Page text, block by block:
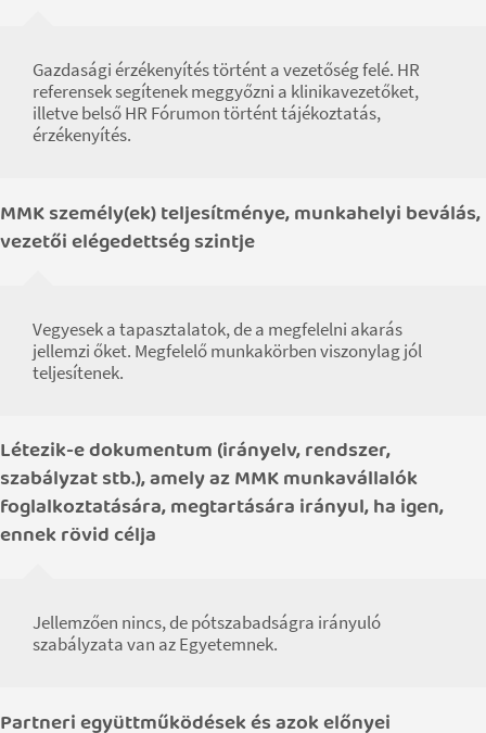
Gazdasági érzékenyítés történt a vezetőség felé. HR
referensek segítenek meggyőzni a klinikavezetőket,
illetve belső HR Fórumon történt tájékoztatás,
érzékenyítés.
MMK személy(ek) teljesítménye, munkahelyi beválás,
vezetői elégedettség szintje
Vegyesek a tapasztalatok, de a megfelelni akarás
jellemzi őket. Megfelelő munkakörben viszonylag jól
teljesítenek.
Létezik-e dokumentum (irányelv, rendszer,
szabályzat stb.), amely az MMK munkavállalók
foglalkoztatására, megtartására irányul, ha igen,
ennek rövid célja
Jellemzően nincs, de pótszabadságra irányuló
szabályzata van az Egyetemnek.
Partneri együttműködések és azok előnyei